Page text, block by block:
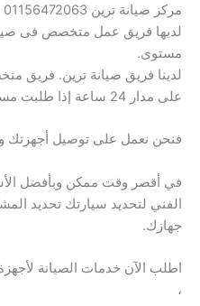
مركز صيانة ترين 01156472063
لديها فريق عمل متخصص فى
مستوى.
لدينا فريق صيانة ترين. فريق
على مدار 24 ساعة إذا طلبت مساعدتنا
فنحن نعمل على توصيل أجهزتك
في أقصر وقت ممكن وبأفضل
الفني لتحديد سيارتك تحديد
جهازك.
اطلب الآن خدمات الصيانة
،